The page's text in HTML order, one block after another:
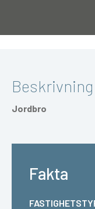
Beskrivning
Jordbro
Fakta